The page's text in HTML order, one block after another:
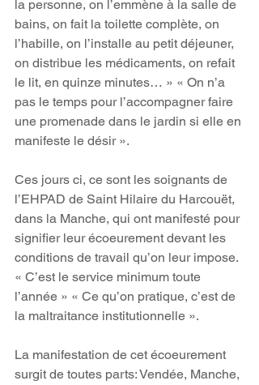
la personne, on l’emmène à la salle de
bains, on fait la toilette complète, on
l’habille, on l’installe au petit déjeuner,
on distribue les médicaments, on refait
le lit, en quinze minutes… » « On n’a
pas le temps pour l’accompagner faire
une promenade dans le jardin si elle en
manifeste le désir ».
Ces jours ci, ce sont les soignants de
l’EHPAD de Saint Hilaire du Harcouët,
dans la Manche, qui ont manifesté pour
signifier leur écoeurement devant les
conditions de travail qu’on leur impose.
« C’est le service minimum toute
l’année » « Ce qu’on pratique, c’est de
la maltraitance institutionnelle ».
La manifestation de cet écoeurement
surgit de toutes parts: Vendée, Manche,